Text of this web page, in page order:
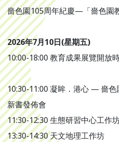
嗇色園105周年紀慶—「嗇色園
2026年7月10日(星期五)
10:00-18:00 教育成果展覽開放
10:30-11:00 凝眸．港心 — 嗇
新書發佈會
11:30-12:30 生態研習中心工作
13:30-14:30 天文地理工作坊